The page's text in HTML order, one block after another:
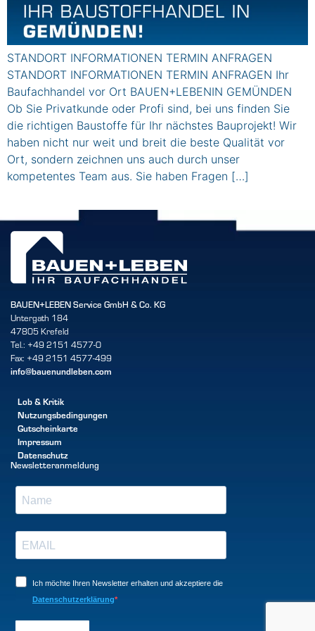
STANDORT INFORMATIONEN TERMIN ANFRAGEN
STANDORT INFORMATIONEN TERMIN ANFRAGEN Ihr
Baufachhandel vor Ort BAUEN+LEBENIN GEMÜNDEN
Ob Sie Privatkunde oder Profi sind, bei uns finden Sie
die richtigen Baustoffe für Ihr nächstes Bauprojekt! Wir
haben nicht nur weit und breit die beste Qualität vor
Ort, sondern zeichnen uns auch durch unser
kompetentes Team aus. Sie haben Fragen […]
BAUEN+LEBEN Service GmbH & Co. KG
Untergath 184
47805 Krefeld
Tel.: +49 2151 4577-0
Fax: +49 2151 4577-499
info@bauenundleben.com
Lob & Kritik
Nutzungsbedingungen
Gutscheinkarte
Impressum
Datenschutz
Newsletteranmeldung
Ich möchte Ihren Newsletter erhalten und akzeptiere die
Datenschutzerklärung